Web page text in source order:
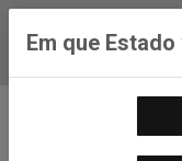
Em que